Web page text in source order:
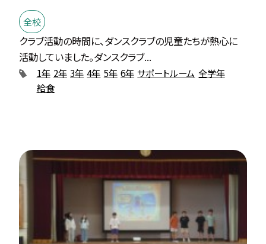
全校
クラブ活動の時間に、ダンスクラブの児童たちが熱心に
活動していました。ダンスクラブ...
1年 2年 3年 4年 5年 6年 サポートルーム 全学年
給食